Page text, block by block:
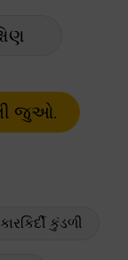
કુંડળી